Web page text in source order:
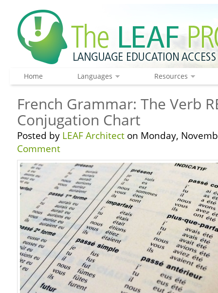
Home Languages Resources
French Grammar: The Verb
Conjugation Chart
Posted by LEAF Architect on Monday,
Comment